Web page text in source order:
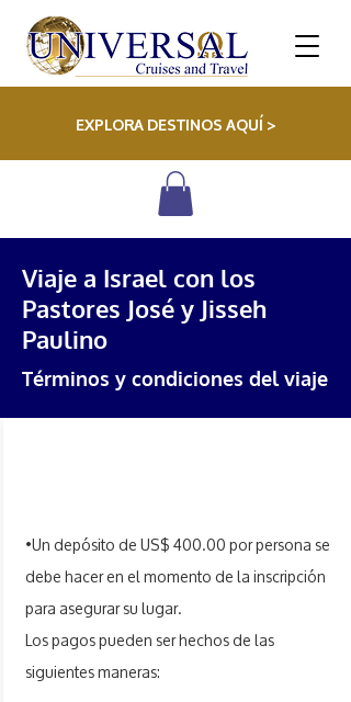
EXPLORA DESTINOS AQUÍ >
Viaje a Israel con los
Pastores José y Jisseh
Paulino
Términos y condiciones del viaje
•Un depósito de US$ 400.00 por persona se
debe hacer en el momento de la inscripción
para asegurar su lugar.
Los pagos pueden ser hechos de las
siguientes maneras: